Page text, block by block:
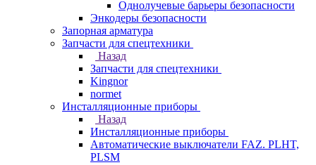
Однолучевые барьеры безопасности
Энкодеры безопасности
Запорная арматура
Запчасти для спецтехники
Назад
Запчасти для спецтехники
Kingnor
normet
Инсталляционные приборы
Назад
Инсталляционные приборы
Автоматические выключатели FAZ. PLHT,
PLSM